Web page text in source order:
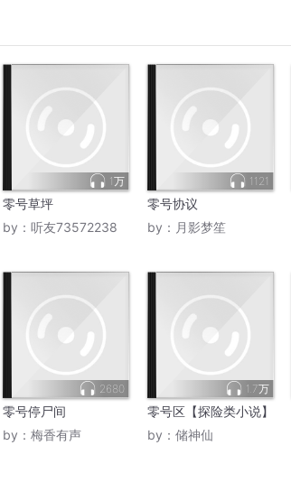
1万
零号草坪
by： 听友73572238
1121
零号协议
by： 月影梦笙
2680
零号停尸间
by： 梅香有声
1.7万
零号区【探险类小说】
by： 储神仙